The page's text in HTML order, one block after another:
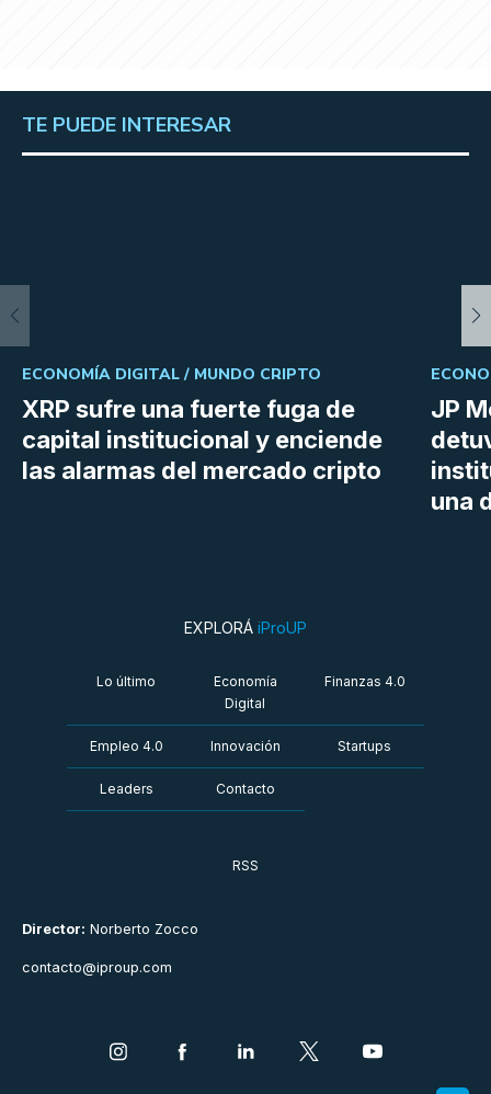
TE PUEDE INTERESAR
XRP sufre una fuerte fuga de
capital institucional y enciende
las alarmas del mercado cripto
ECONOMÍA DIGITAL / MUNDO CRIPTO
JP
una
Director: Norberto Zocco
contacto@iproup.com
EXPLORÁ iProUP
Lo último
Economía
Digital
Finanzas 4.0
Empleo 4.0 Innovación Startups
Leaders Contacto
RSS